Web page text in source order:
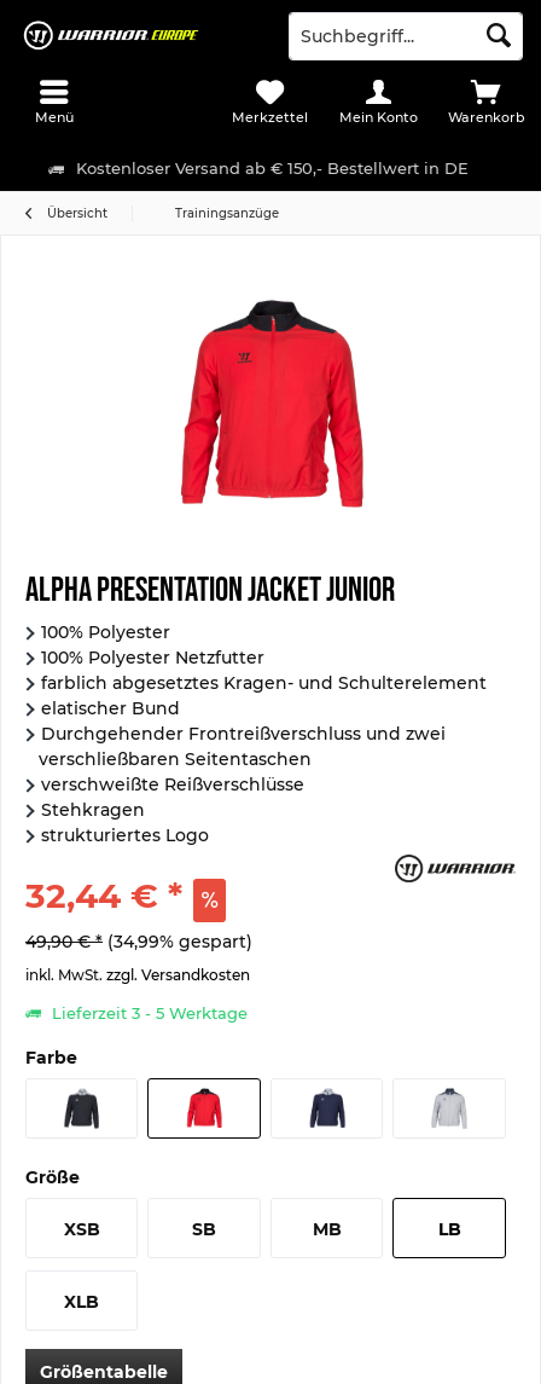
Kostenloser Versand ab € 150,- Bestellwert in DE
Menü Warenkorb
Merkzettel Mein Konto
Übersicht Trainingsanzüge
Alpha Presentation Jacket Junior
100% Polyester
100% Polyester Netzfutter
farblich abgesetztes Kragen- und Schulterelement
elatischer Bund
Durchgehender Frontreißverschluss und zwei
verschließbaren Seitentaschen
verschweißte Reißverschlüsse
Stehkragen
strukturiertes Logo
32,44 € *
49,90 € * (34,99% gespart)
inkl. MwSt. zzgl. Versandkosten
Lieferzeit 3 - 5 Werktage
Farbe
Größe
XSB SB MB LB
XLB
Größentabelle